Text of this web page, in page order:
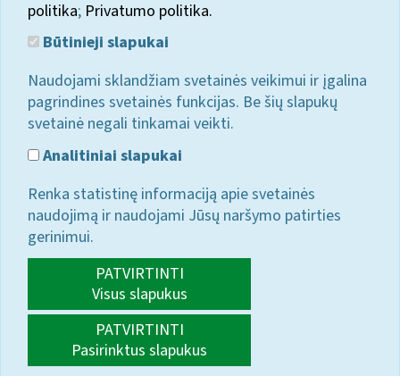
politika; Privatumo politika.
Būtinieji slapukai
Naudojami sklandžiam svetainės veikimui ir įgalina
pagrindines svetainės funkcijas. Be šių slapukų
svetainė negali tinkamai veikti.
Analitiniai slapukai
Renka statistinę informaciją apie svetainės
naudojimą ir naudojami Jūsų naršymo patirties
gerinimui.
PATVIRTINTI
Visus slapukus
PATVIRTINTI
Pasirinktus slapukus